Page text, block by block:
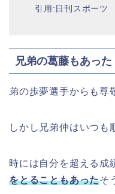
引用:日刊スポーツ
兄弟の葛藤もあった
弟の歩夢選手からも尊
しかし兄弟仲はいつも
時には自分を超える成
をとることもあったそ